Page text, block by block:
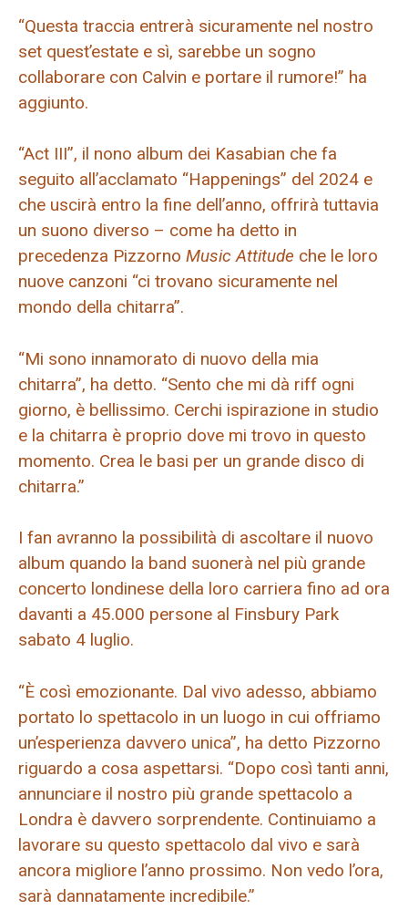
“Questa traccia entrerà sicuramente nel nostro
set quest’estate e sì, sarebbe un sogno
collaborare con Calvin e portare il rumore!” ha
aggiunto.
“Act III”, il nono album dei Kasabian che fa
seguito all’acclamato “Happenings” del 2024 e
che uscirà entro la fine dell’anno, offrirà tuttavia
un suono diverso – come ha detto in
precedenza Pizzorno Music Attitude che le loro
nuove canzoni “ci trovano sicuramente nel
mondo della chitarra”.
“Mi sono innamorato di nuovo della mia
chitarra”, ha detto. “Sento che mi dà riff ogni
giorno, è bellissimo. Cerchi ispirazione in studio
e la chitarra è proprio dove mi trovo in questo
momento. Crea le basi per un grande disco di
chitarra.”
I fan avranno la possibilità di ascoltare il nuovo
album quando la band suonerà nel più grande
concerto londinese della loro carriera fino ad ora
davanti a 45.000 persone al Finsbury Park
sabato 4 luglio.
“È così emozionante. Dal vivo adesso, abbiamo
portato lo spettacolo in un luogo in cui offriamo
un’esperienza davvero unica”, ha detto Pizzorno
riguardo a cosa aspettarsi. “Dopo così tanti anni,
annunciare il nostro più grande spettacolo a
Londra è davvero sorprendente. Continuiamo a
lavorare su questo spettacolo dal vivo e sarà
ancora migliore l’anno prossimo. Non vedo l’ora,
sarà dannatamente incredibile.”